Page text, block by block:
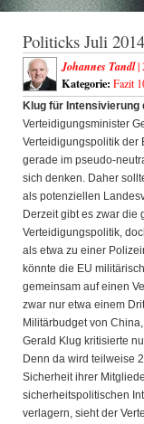
Politicks Juli 2014
Johannes Tandl|
Kategorie: Fazit
Klug für
Verteidigungsminister
Verteidigungspolitik der
gerade im pseudo-
sich denken. Daher
als potenziellen
Derzeit gibt es zwar die
Verteidigungspolitik,
als etwa zu einer
könnte die EU
gemeinsam auf einen
zwar nur etwa einem
Militärbudget von
Gerald Klug kritisierte
Denn da wird teilweise
Sicherheit ihrer
sicherheitspolitischen
verlagern, sieht der